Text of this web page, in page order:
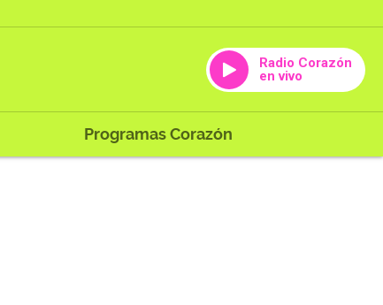
Radio Corazón
en vivo
Programas Corazón